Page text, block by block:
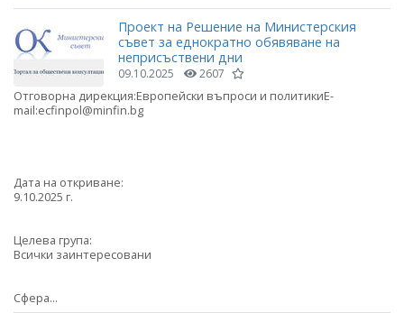
Проект на Решение на Министерския
съвет за еднократно обявяване на
неприсъствени дни
09.10.2025 2607
Отговорна дирекция:Европейски въпроси и политикиE-
mail:ecfinpol@minfin.bg
Дата на откриване:
9.10.2025 г.
Целева група:
Всички заинтересовани
Сфера...